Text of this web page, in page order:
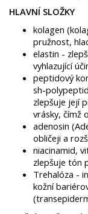
HLAVNÍ SLOŽKY
kolagen
pružnost,
elastin -
vyhlazující
peptidový
sh-
zlepšuje její
vrásky, čímž
adenosin
obličeji a
niacinamid,
zlepšuje tón
Trehalóza -
kožní